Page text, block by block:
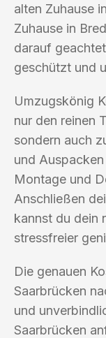
alten Zuhause
Zuhause in
darauf
geschützt und
Umzugskönig
nur den reinen
sondern auch
und
Montage und
Anschließen
kannst du dein
stressfreier
Die genauen
Saarbrücken
und
Saarbrücken